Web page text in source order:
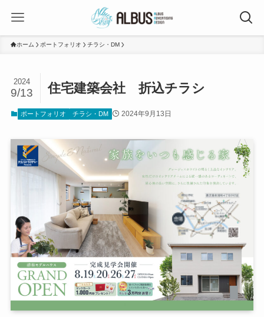
ホーム ポートフォリオ チラシ・DM
住宅建築会社 折込チラシ
2024
9/13
ポートフォリオ チラシ・DM 2024年9月13日